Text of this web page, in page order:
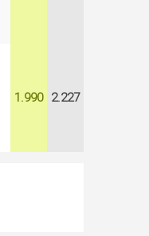
1.990 2.227